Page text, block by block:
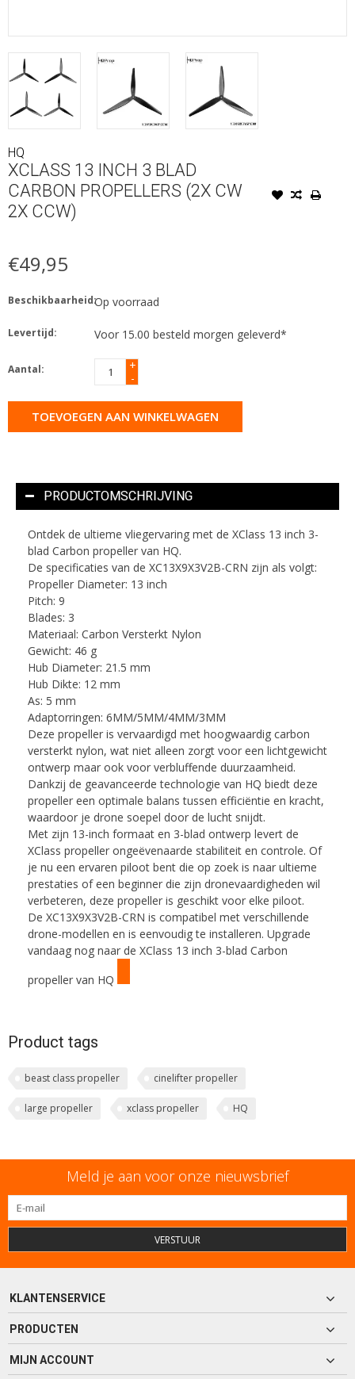
HQ
XCLASS 13 INCH 3 BLAD
CARBON PROPELLERS (2X CW
2X CCW)
€49,95
Beschikbaarheid:Op voorraad
Levertijd: Voor 15.00 besteld morgen geleverd*
Aantal:
+
-
TOEVOEGEN AAN WINKELWAGEN
PRODUCTOMSCHRIJVING
Ontdek de ultieme vliegervaring met de XClass 13 inch 3-
blad Carbon propeller van HQ.
De specificaties van de XC13X9X3V2B-CRN zijn als volgt:
Propeller Diameter: 13 inch
Pitch: 9
Blades: 3
Materiaal: Carbon Versterkt Nylon
Gewicht: 46 g
Hub Diameter: 21.5 mm
Hub Dikte: 12 mm
As: 5 mm
Adaptorringen: 6MM/5MM/4MM/3MM
Deze propeller is vervaardigd met hoogwaardig carbon
versterkt nylon, wat niet alleen zorgt voor een lichtgewicht
ontwerp maar ook voor verbluffende duurzaamheid.
Dankzij de geavanceerde technologie van HQ biedt deze
propeller een optimale balans tussen efficiëntie en kracht,
waardoor je drone soepel door de lucht snijdt.
Met zijn 13-inch formaat en 3-blad ontwerp levert de
XClass propeller ongeëvenaarde stabiliteit en controle. Of
je nu een ervaren piloot bent die op zoek is naar ultieme
prestaties of een beginner die zijn dronevaardigheden wil
verbeteren, deze propeller is geschikt voor elke piloot.
De XC13X9X3V2B-CRN is compatibel met verschillende
drone-modellen en is eenvoudig te installeren. Upgrade
vandaag nog naar de XClass 13 inch 3-blad Carbon
propeller van HQ
Product tags
beast class propeller cinelifter propeller
large propeller xclass propeller HQ
Meld je aan voor onze nieuwsbrief
VERSTUUR
KLANTENSERVICE
PRODUCTEN
MIJN ACCOUNT